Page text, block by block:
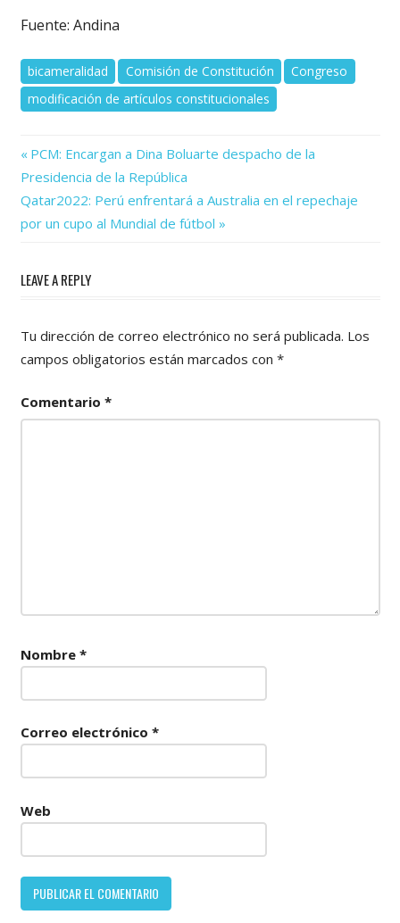
Fuente: Andina
bicameralidad Comisión de Constitución
Congreso
modificación de artículos constitucionales
Navegación
de
entradas
Previous
Post:
PCM: Encargan a Dina Boluarte despacho de la
Presidencia de la República
Next
Post:
Qatar2022: Perú enfrentará a Australia en el repechaje
por un cupo al Mundial de fútbol
LEAVE A REPLY
Tu dirección de correo electrónico no será publicada. Los
campos obligatorios están marcados con *
Comentario *
Nombre *
Correo electrónico *
Web